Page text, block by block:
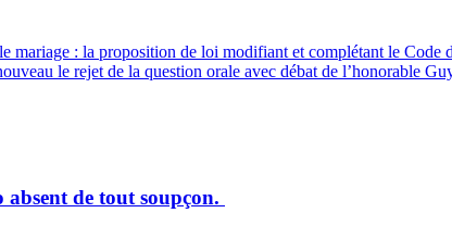
mariage : la proposition de loi modifiant et complétant le Code
le rejet de la question orale avec débat de l’honorable
de tout soupçon.